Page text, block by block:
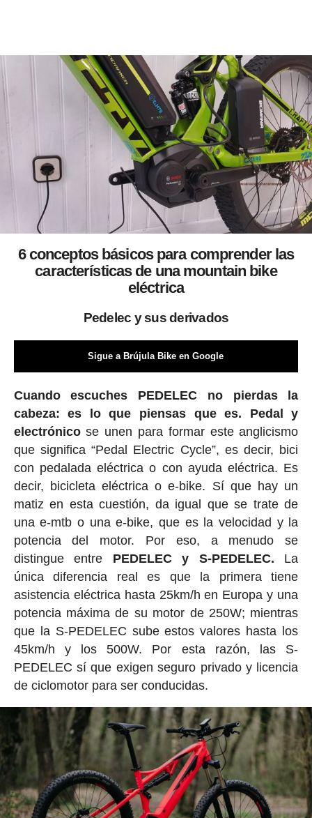
6 conceptos básicos para comprender las
características de una mountain bike
eléctrica
Pedelec y sus derivados
Sigue a Brújula Bike en Google
Cuando escuches PEDELEC no pierdas la
cabeza: es lo que piensas que es. Pedal y
electrónicose unen para formar este anglicismo
que significa “Pedal Electric Cycle”, es decir, bici
con pedalada eléctrica o con ayuda eléctrica. Es
decir, bicicleta eléctrica o e-bike. Sí que hay un
matiz en esta cuestión, da igual que se trate de
una e-mtb o una e-bike, que es la velocidad y la
potencia del motor. Por eso, a menudo se
distingue entre PEDELEC y S-PEDELEC. La
única diferencia real es que la primera tiene
asistencia eléctrica hasta 25km/h en Europa y una
potencia máxima de su motor de 250W; mientras
que la S-PEDELEC sube estos valores hasta los
45km/h y los 500W. Por esta razón, las S-
PEDELEC sí que exigen seguro privado y licencia
de ciclomotor para ser conducidas.